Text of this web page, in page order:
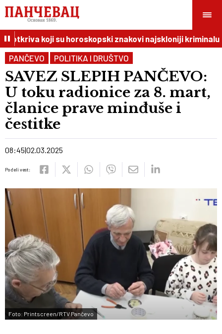
otkriva koji su horoskopski znakovi najskloniji kriminalu
PANČEVO
POLITIKA I DRUŠTVO
SAVEZ SLEPIH PANČEVO:
U toku radionice za 8. mart,
članice prave minđuše i
čestitke
08:45 02.03.2025
Podeli vest:
Foto: Printscreen/RTV Pančevo